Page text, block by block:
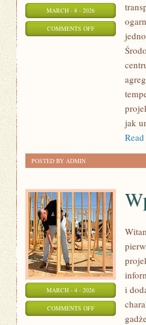
MARCH - 8 - 2026
COMMENTS OFFON
PRZEMYSŁ
jak
POSTED BY ADMIN
MARCH - 4 - 2026
COMMENTS OFFON
i